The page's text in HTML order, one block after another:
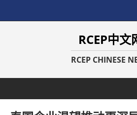
RCEP中文
RCEP CHINESE